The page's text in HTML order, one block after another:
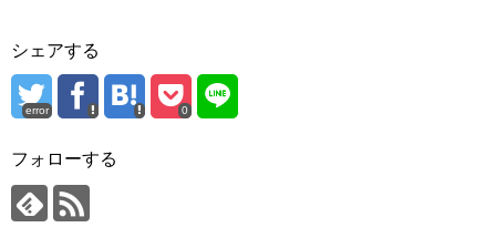
シェアする
error 0
フォローする